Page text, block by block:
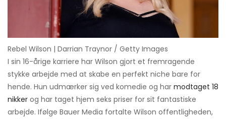
Rebel Wilson | Darrian Traynor / Getty Images
I sin 16-årige karriere har Wilson gjort et fremragende
stykke arbejde med at skabe en perfekt niche bare for
hende. Hun udmærker sig ved komedie og har modtaget 18
nikker og har taget hjem seks priser for sit fantastiske
arbejde. Ifølge Bauer Media fortalte Wilson offentligheden,